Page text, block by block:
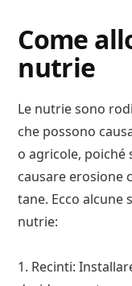
Come
nutrie
Le nutrie sono
che possono
o agricole,
causare erosione
tane. Ecco alcune
nutrie:
1. Recinti: